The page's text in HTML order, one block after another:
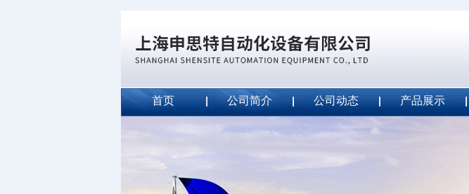
首页 公司简介 公司动态 产品展示